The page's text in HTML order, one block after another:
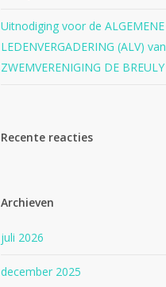
Uitnodiging voor de ALGEMENE
LEDENVERGADERING (ALV) van
ZWEMVERENIGING DE BREULY
Recente reacties
Archieven
juli 2026
december 2025